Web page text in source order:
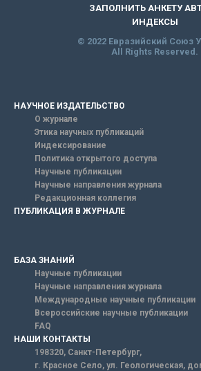
ЗАПОЛНИТЬ АНКЕТУ
ИНДЕКСЫ
© 2022 Евразийский Союз
All Rights Reserved.
НАУЧНОЕ ИЗДАТЕЛЬСТВО
О журнале
Этика научных публикаций
Индексирование
Политика открытого доступа
Научные публикации
Научные направления журнала
Редакционная коллегия
ПУБЛИКАЦИЯ В ЖУРНАЛЕ
БАЗА ЗНАНИЙ
Научные публикации
Научные направления журнала
Международные научные публикации
Всероссийские научные публикации
FAQ
НАШИ КОНТАКТЫ
198320, Санкт-Петербург,
г. Красное Село, ул. Геологическая,